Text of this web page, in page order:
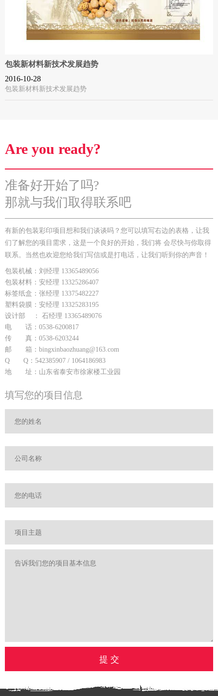
包装新材料新技术发展趋势
2016-10-28
包装新材料新技术发展趋势
Are you ready?
准备好开始了吗?
那就与我们取得联系吧
有新的包装彩印项目想和我们谈谈吗？您可以填写右边的表格，让我
们了解您的项目需求，这是一个良好的开始，我们将 会尽快与你取得
联系。当然也欢迎您给我们写信或是打电话，让我们听到你的声音！
包装机械：刘经理 13365489056
包装材料：安经理 13325286407
标签纸盒：张经理 13375482227
塑料袋膜：安经理 13325283195
设计部 ： 石经理 13365489076
电 话：0538-6200817
传 真：0538-6203244
邮 箱：bingxinbaozhuang@163.com
Q Q：542385907 / 1064186983
地 址：山东省泰安市徐家楼工业园
填写您的项目信息